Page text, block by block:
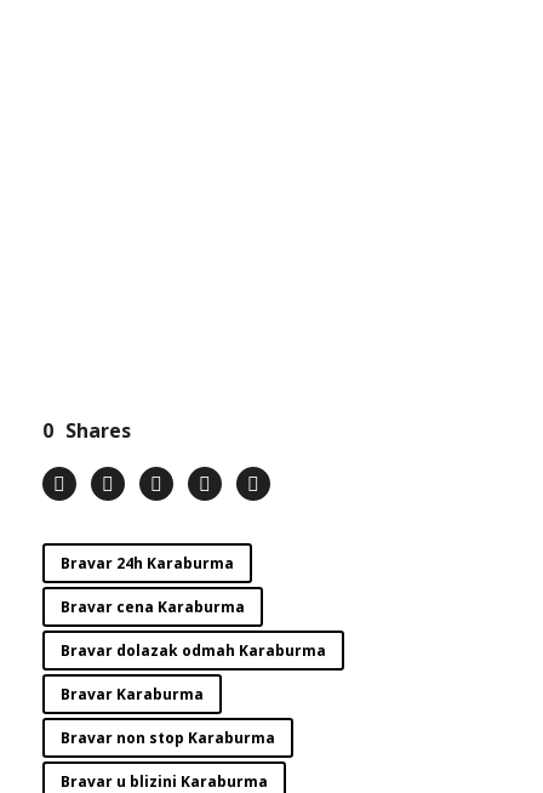
0 Shares
Bravar 24h Karaburma
Bravar cena Karaburma
Bravar dolazak odmah Karaburma
Bravar Karaburma
Bravar non stop Karaburma
Bravar u blizini Karaburma